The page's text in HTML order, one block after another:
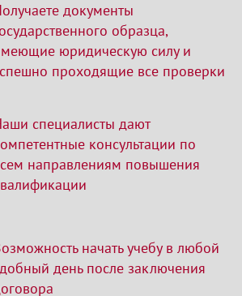
документы
образца,
юридическую силу и
проходящие все проверки
специалисты дают
консультации по
направлениям повышения
начать учебу в любой
день после заключения